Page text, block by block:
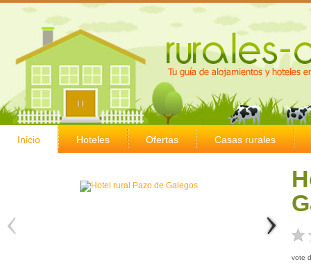
Inicio Hoteles Ofertas Casas rurales
vote